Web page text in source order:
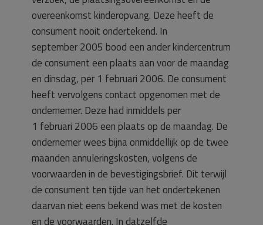
overeenkomst kinderopvang. Deze heeft de
consument nooit ondertekend. In
september 2005 bood een ander kindercentrum
de consument een plaats aan voor de maandag
en dinsdag, per 1 februari 2006. De consument
heeft vervolgens contact opgenomen met de
ondernemer. Deze had inmiddels per
1 februari 2006 een plaats op de maandag. De
ondernemer wees bijna onmiddellijk op de twee
maanden annuleringskosten, volgens de
voorwaarden in de bevestigingsbrief. Dit terwijl
de consument ten tijde van het ondertekenen
daarvan niet eens bekend was met de kosten
en de voorwaarden. In datzelfde